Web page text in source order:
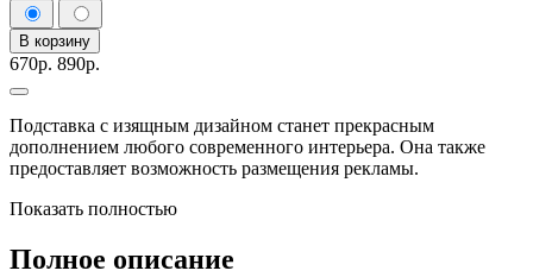
В корзину
670р. 890р.
Подставка с изящным дизайном станет прекрасным
дополнением любого современного интерьера. Она также
предоставляет возможность размещения рекламы.
Показать полностью
Полное описание